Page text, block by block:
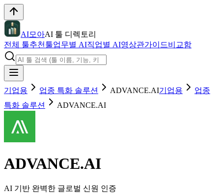
AI모아AI 툴 디렉토리
전체 툴추천툴업무별 AI직업별 AI영상관가이드비교함
기업용 업종 특화 솔루션 ADVANCE.AI기업용
업종
특화 솔루션
ADVANCE.AI
ADVANCE.AI
AI 기반 완벽한 글로벌 신원 인증